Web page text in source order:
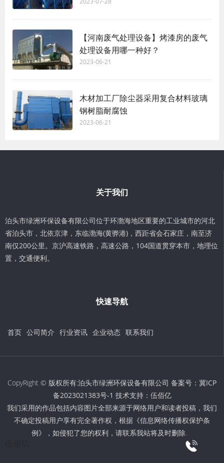
【河南废气处理设备】烤漆房的废气
处理设备用哪一种好？
2023-06-21
木材加工厂除尘器采用复合材料玻璃
钢树脂耐腐蚀
2023-06-21
关于我们
泊头市绿洲环保设备有限公司位于环渤海地区重要的工业城市的河北
省泊头市，北依京津，东临渤海(黄骅港)，西距省会石家庄，南至济
南仅200公里。京沪高速铁路，高速公路，104国道贯穿本市，地理位
置，交通便利。
快速导航
首页 公司简介 行业资讯 企业动态 联系我们
CopyRight © 版权所有:泊头市绿洲环保设备有限公司 备案号： 冀ICP
备2023021383号-1 技术支持： 伍佰亿
我们采用的作品包括内容图片全部来源于网络用户和读者投稿，我们
不确定投稿用户享有完全著作权，根据《信息网络传播权保护条
例》，如侵犯了您的权利，请联系我站将及时删除。